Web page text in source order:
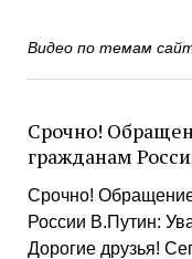
Видео по темам
Срочно!
гражданам
Срочно!
России В.Путин:
Дорогие друзья!